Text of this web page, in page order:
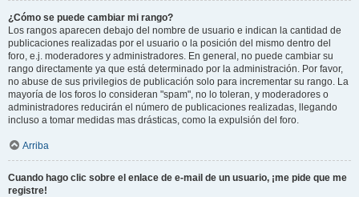
¿Cómo se puede cambiar mi rango?
Los rangos aparecen debajo del nombre de usuario e indican la cantidad de
publicaciones realizadas por el usuario o la posición del mismo dentro del
foro, e.j. moderadores y administradores. En general, no puede cambiar su
rango directamente ya que está determinado por la administración. Por favor,
no abuse de sus privilegios de publicación solo para incrementar su rango. La
mayoría de los foros lo consideran "spam", no lo toleran, y moderadores o
administradores reducirán el número de publicaciones realizadas, llegando
incluso a tomar medidas mas drásticas, como la expulsión del foro.
Arriba
Cuando hago clic sobre el enlace de e-mail de un usuario, ¡me pide que me
registre!